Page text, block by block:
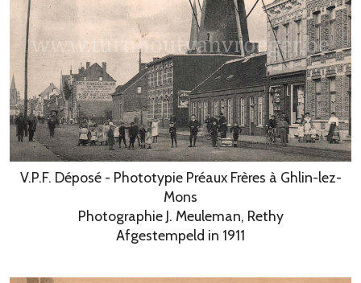
V.P.F. Déposé - Phototypie Préaux Frères à Ghlin-lez-
Mons
Photographie J. Meuleman, Rethy
Afgestempeld in 1911